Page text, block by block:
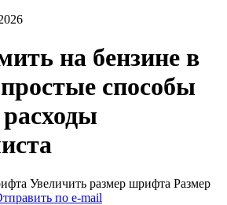
на бензине в
способы
Увеличить размер шрифта Размер
по e-mail